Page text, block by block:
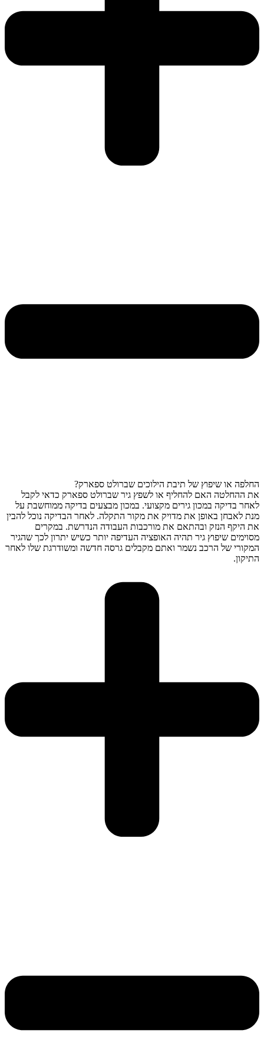
החלפה או שיפוץ של תיבת הילוכים שברולט ספארק?
את ההחלטה האם להחליף או לשפץ גיר שברולט ספארק כדאי לקבל
לאחר בדיקה במכון גירים מקצועי. במכון מבצעים בדיקה ממוחשבת על
מנת לאבחן באופן את מדויק את מקור התקלה. לאחר הבדיקה נוכל להבין
את היקף הנזק ובהתאם את מורכבות העבודה הנדרשת. במקרים
מסוימים שיפוץ גיר תהיה האופציה העדיפה יותר כשיש יתרון לכך שהגיר
המקורי של הרכב נשמר ואתם מקבלים גרסה חדשה ומשודרגת שלו לאחר
התיקון.